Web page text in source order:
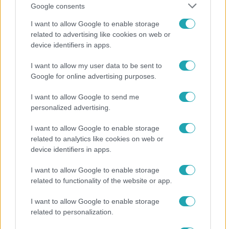
Google consents
I want to allow Google to enable storage
related to advertising like cookies on web or
device identifiers in apps.
I want to allow my user data to be sent to
Google for online advertising purposes.
I want to allow Google to send me
personalized advertising.
I want to allow Google to enable storage
related to analytics like cookies on web or
device identifiers in apps.
I want to allow Google to enable storage
related to functionality of the website or app.
I want to allow Google to enable storage
related to personalization.
Juliska nem bánja, hogy hozzáment Sánta Lacihoz